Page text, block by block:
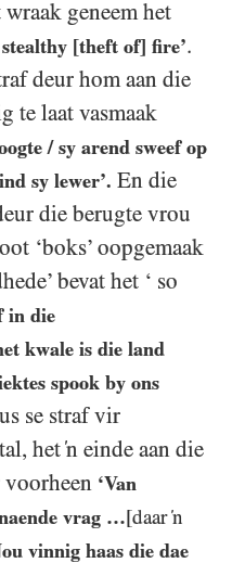
geneem het
[theft of] fire’.
deur hom aan die
te laat vasmaak
/ sy arend sweef op
sy lewer’. En die
die berugte vrou
‘boks’ oopgemaak
bevat het ‘ so
in die
kwale is die land
spook by ons
se straf vir
het ‘n einde aan die
voorheen ‘Van
vrag …[daar ‘n
vinnig haas die dae